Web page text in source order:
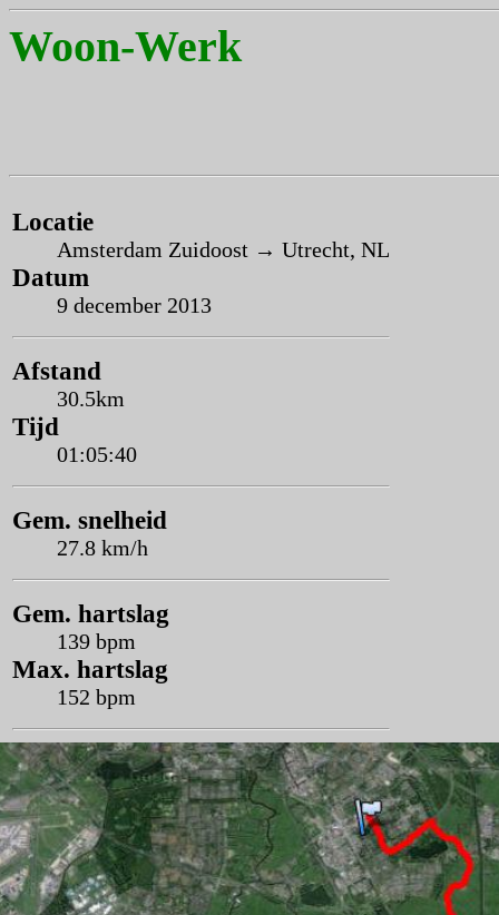
Woon-Werk
Locatie
Amsterdam Zuidoost → Utrecht, NL
Datum
9 december 2013
Afstand
30.5km
Tijd
01:05:40
Gem. snelheid
27.8 km/h
Gem. hartslag
139 bpm
Max. hartslag
152 bpm